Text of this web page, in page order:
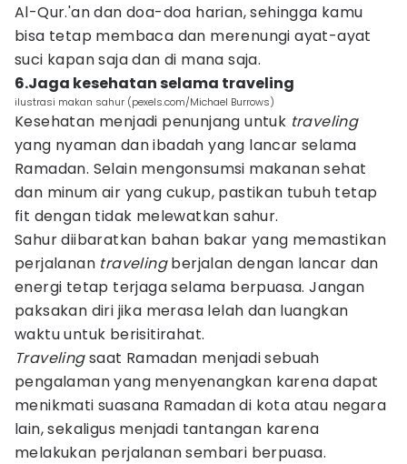
Al-Qur.'an dan doa-doa harian, sehingga kamu
bisa tetap membaca dan merenungi ayat-ayat
suci kapan saja dan di mana saja.
6.Jaga kesehatan selama traveling
ilustrasi makan sahur (pexels.com/Michael Burrows)
Kesehatan menjadi penunjang untuk traveling
yang nyaman dan ibadah yang lancar selama
Ramadan. Selain mengonsumsi makanan sehat
dan minum air yang cukup, pastikan tubuh tetap
fit dengan tidak melewatkan sahur.
Sahur diibaratkan bahan bakar yang memastikan
perjalanan travelingberjalan dengan lancar dan
energi tetap terjaga selama berpuasa. Jangan
paksakan diri jika merasa lelah dan luangkan
waktu untuk berisitirahat.
Travelingsaat Ramadan menjadi sebuah
pengalaman yang menyenangkan karena dapat
menikmati suasana Ramadan di kota atau negara
lain, sekaligus menjadi tantangan karena
melakukan perjalanan sembari berpuasa.